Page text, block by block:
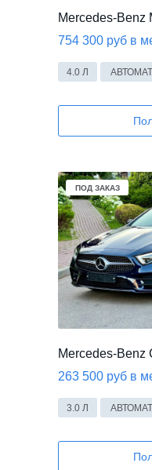
Mercedes-Benz
754 300 руб в
Mercedes-Benz
263 500 руб в
4.0 Л АВТОМАТ
ПОД ЗАКАЗ
3.0 Л АВТОМАТ